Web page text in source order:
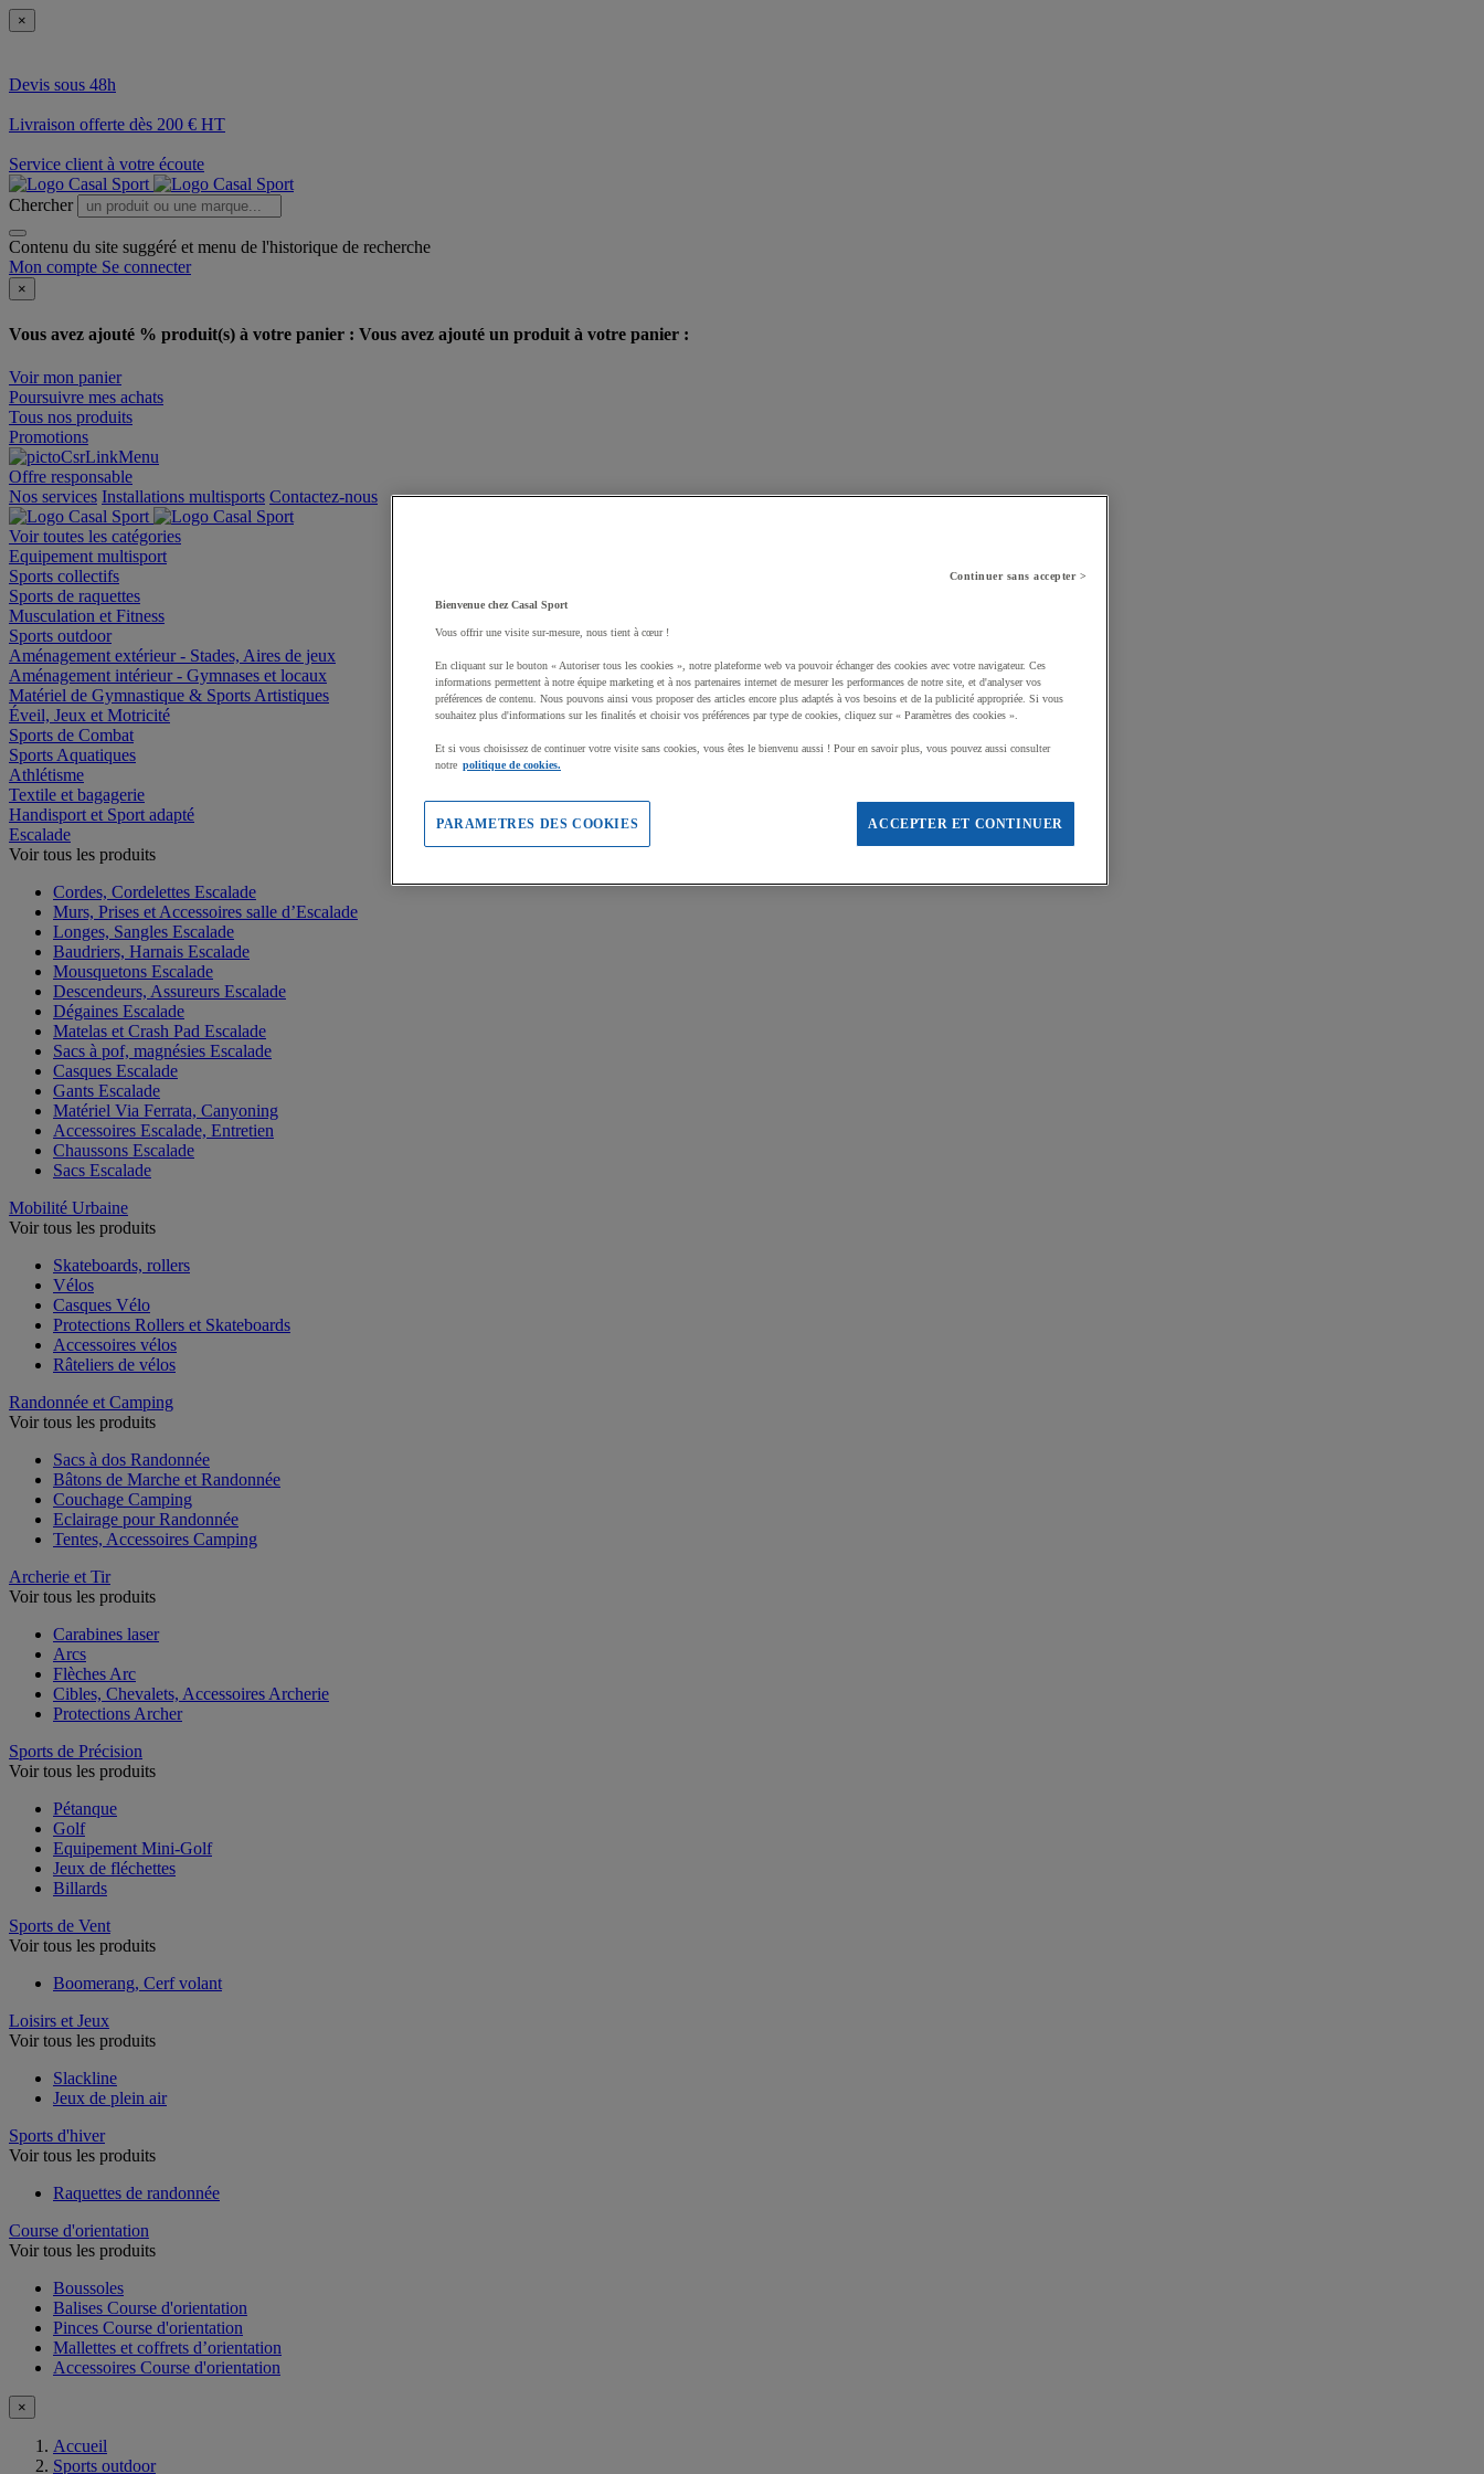
×
Devis sous 48h
Livraison offerte dès 200 € HT
Service client à votre écoute
Chercher
Contenu du site suggéré et menu de l'historique de recherche
Mon compte Se connecter
×
Vous avez ajouté % produit(s) à votre panier : Vous avez ajouté un produit à votre panier :
Voir mon panier
Poursuivre mes achats
Tous nos produits
Promotions
Offre responsable
Nos services Installations multisports Contactez-nous
Voir toutes les catégories
Equipement multisport
Sports collectifs
Sports de raquettes
Musculation et Fitness
Sports outdoor
Aménagement extérieur - Stades, Aires de jeux
Aménagement intérieur - Gymnases et locaux
Matériel de Gymnastique & Sports Artistiques
Éveil, Jeux et Motricité
Sports de Combat
Sports Aquatiques
Athlétisme
Textile et bagagerie
Handisport et Sport adapté
Escalade
Voir tous les produits
Cordes, Cordelettes Escalade
Murs, Prises et Accessoires salle d’Escalade
Longes, Sangles Escalade
Baudriers, Harnais Escalade
Mousquetons Escalade
Descendeurs, Assureurs Escalade
Dégaines Escalade
Matelas et Crash Pad Escalade
Sacs à pof, magnésies Escalade
Casques Escalade
Gants Escalade
Matériel Via Ferrata, Canyoning
Accessoires Escalade, Entretien
Chaussons Escalade
Sacs Escalade
Mobilité Urbaine
Voir tous les produits
Skateboards, rollers
Vélos
Casques Vélo
Protections Rollers et Skateboards
Accessoires vélos
Râteliers de vélos
Randonnée et Camping
Voir tous les produits
Sacs à dos Randonnée
Bâtons de Marche et Randonnée
Couchage Camping
Eclairage pour Randonnée
Tentes, Accessoires Camping
Archerie et Tir
Voir tous les produits
Carabines laser
Arcs
Flèches Arc
Cibles, Chevalets, Accessoires Archerie
Protections Archer
Sports de Précision
Voir tous les produits
Pétanque
Golf
Equipement Mini-Golf
Jeux de fléchettes
Billards
Sports de Vent
Voir tous les produits
Boomerang, Cerf volant
Loisirs et Jeux
Voir tous les produits
Slackline
Jeux de plein air
Sports d'hiver
Voir tous les produits
Raquettes de randonnée
Course d'orientation
Voir tous les produits
Boussoles
Balises Course d'orientation
Pinces Course d'orientation
Mallettes et coffrets d’orientation
Accessoires Course d'orientation
×
Accueil
Sports outdoor
Continuer sans accepter >
Bienvenue chez Casal Sport
Vous offrir une visite sur-mesure, nous tient à cœur !
En cliquant sur le bouton « Autoriser tous les cookies », notre plateforme web va pouvoir échanger des cookies avec votre navigateur. Ces
informations permettent à notre équipe marketing et à nos partenaires internet de mesurer les performances de notre site, et d'analyser vos
préférences de contenu. Nous pouvons ainsi vous proposer des articles encore plus adaptés à vos besoins et de la publicité appropriée. Si vous
souhaitez plus d'informations sur les finalités et choisir vos préférences par type de cookies, cliquez sur « Paramètres des cookies ».
Et si vous choisissez de continuer votre visite sans cookies, vous êtes le bienvenu aussi ! Pour en savoir plus, vous pouvez aussi consulter
notre politique de cookies.
ACCEPTER ET CONTINUER
PARAMETRES DES COOKIES